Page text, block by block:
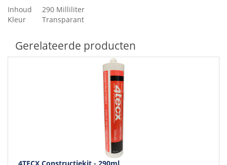
Inhoud
290 Milliliter
Kleur
Transparant
Gerelateerde producten